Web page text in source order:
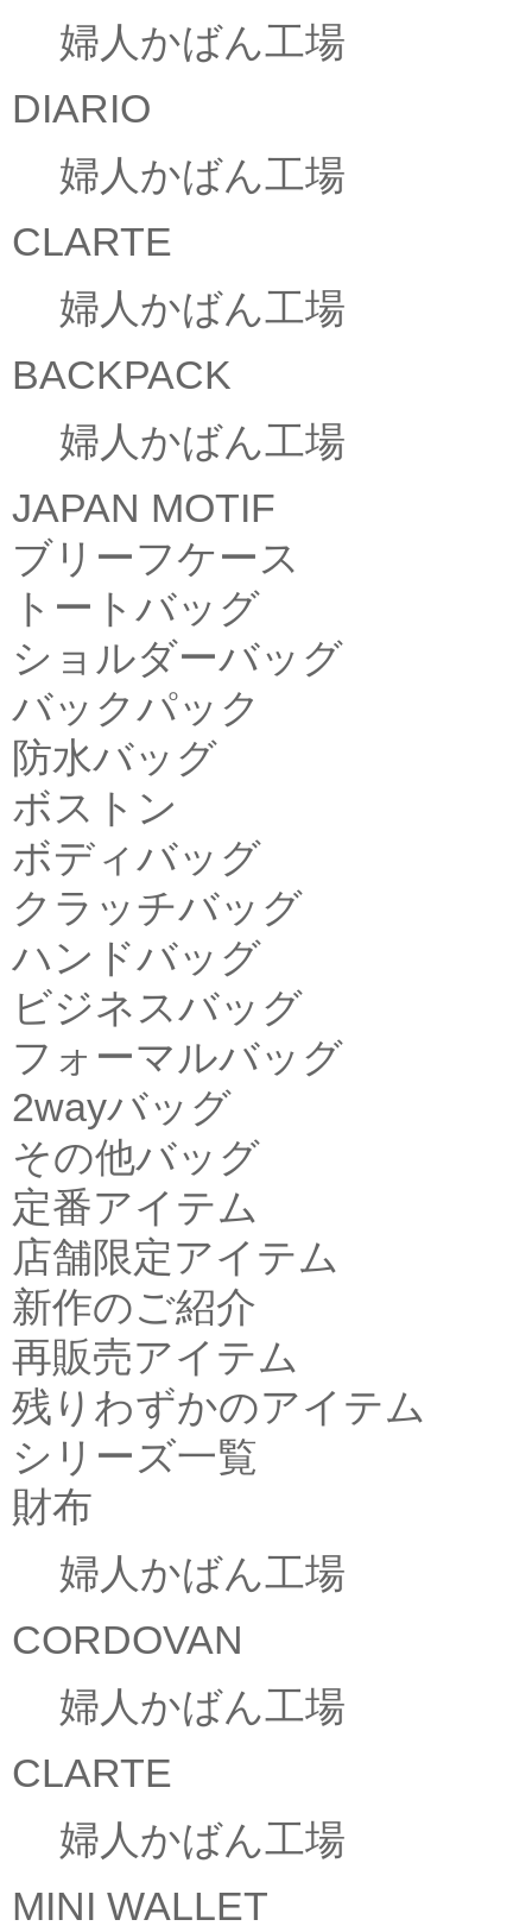
婦人かばん工場
DIARIO
婦人かばん工場
CLARTE
婦人かばん工場
BACKPACK
婦人かばん工場
JAPAN MOTIF
ブリーフケース
トートバッグ
ショルダーバッグ
バックパック
防水バッグ
ボストン
ボディバッグ
クラッチバッグ
ハンドバッグ
ビジネスバッグ
フォーマルバッグ
2wayバッグ
その他バッグ
定番アイテム
店舗限定アイテム
新作のご紹介
再販売アイテム
残りわずかのアイテム
シリーズ一覧
財布
婦人かばん工場
CORDOVAN
婦人かばん工場
CLARTE
婦人かばん工場
MINI WALLET